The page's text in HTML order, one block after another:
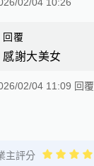
回覆
感謝大美女
02/04 11:09 回覆
主評分